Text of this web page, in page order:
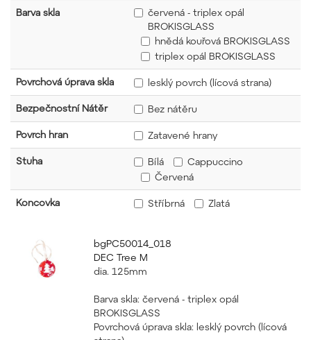
Barva skla
červená - triplex opál
BROKISGLASS
hnědá kouřová BROKISGLASS
triplex opál BROKISGLASS
Povrchová úprava skla lesklý povrch (lícová strana)
Bezpečnostní Nátěr Bez nátěru
Povrch hran Zatavené hrany
Stuha Bílá
Cappuccino
Červená
Koncovka Stříbrná Zlatá
bgPC50014_018
DEC Tree M
dia. 125mm
Barva skla: červená - triplex opál
BROKISGLASS
Povrchová úprava skla: lesklý povrch (lícová